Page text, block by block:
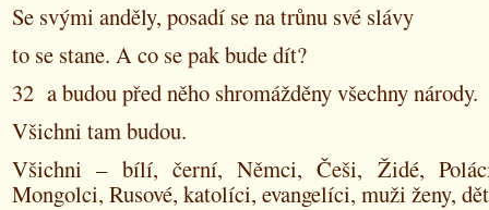
Se svými anděly, posadí se na trůnu své slávy
to se stane. A co se pak bude dít?
32 a budou před něho shromážděny všechny národy.
Všichni tam budou.
Všichni – bílí, černí, Němci, Češi, Židé,
Mongolci, Rusové, katolíci, evangelíci, muži ženy,